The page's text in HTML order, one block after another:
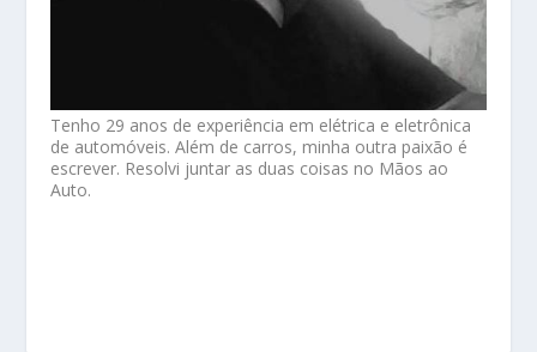
Tenho 29 anos de experiência em elétrica e eletrônica
de automóveis. Além de carros, minha outra paixão é
escrever. Resolvi juntar as duas coisas no Mãos ao
Auto.